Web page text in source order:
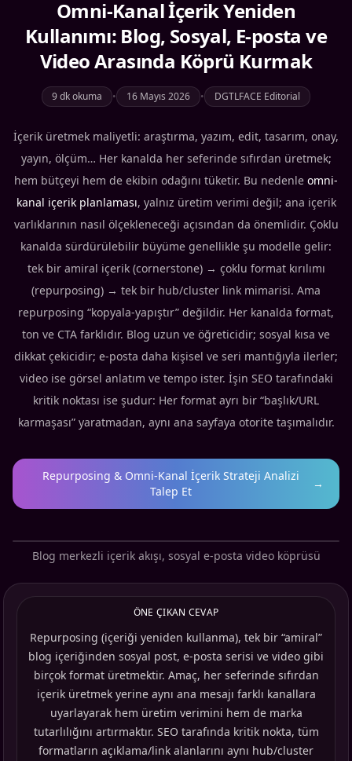
Omni-Kanal İçerik Yeniden
Kullanımı: Blog, Sosyal, E-posta ve
Video Arasında Köprü Kurmak
9 dk okuma • 16 Mayıs 2026 • DGTLFACE Editorial
İçerik üretmek maliyetli: araştırma, yazım, edit, tasarım, onay,
yayın, ölçüm… Her kanalda her seferinde sıfırdan üretmek;
hem bütçeyi hem de ekibin odağını tüketir. Bu nedenle omni-
kanal içerik planlaması, yalnız üretim verimi değil; ana içerik
varlıklarının nasıl ölçekleneceği açısından da önemlidir. Çoklu
kanalda sürdürülebilir büyüme genellikle şu modelle gelir:
tek bir amiral içerik (cornerstone) → çoklu format kırılımı
(repurposing) → tek bir hub/cluster link mimarisi. Ama
repurposing “kopyala-yapıştır” değildir. Her kanalda format,
ton ve CTA farklıdır. Blog uzun ve öğreticidir; sosyal kısa ve
dikkat çekicidir; e-posta daha kişisel ve seri mantığıyla ilerler;
video ise görsel anlatım ve tempo ister. İşin SEO tarafındaki
kritik noktası ise şudur: Her format ayrı bir “başlık/URL
karmaşası” yaratmadan, aynı ana sayfaya otorite taşımalıdır.
Repurposing & Omni-Kanal İçerik Strateji Analizi
Talep Et
→
Blog merkezli içerik akışı, sosyal e-posta video köprüsü
ÖNE ÇIKAN CEVAP
Repurposing (içeriği yeniden kullanma), tek bir “amiral”
blog içeriğinden sosyal post, e-posta serisi ve video gibi
birçok format üretmektir. Amaç, her seferinde sıfırdan
içerik üretmek yerine aynı ana mesajı farklı kanallara
uyarlayarak hem üretim verimini hem de marka
tutarlılığını artırmaktır. SEO tarafında kritik nokta, tüm
formatların açıklama/link alanlarını aynı hub/cluster